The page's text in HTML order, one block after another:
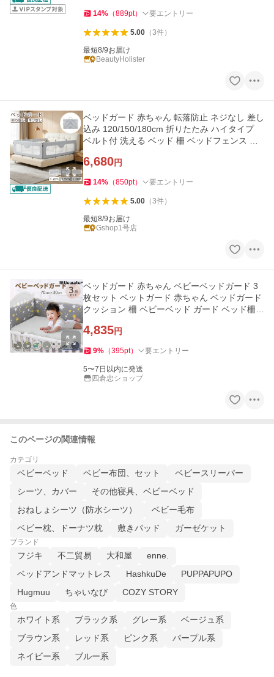
14% （889pt） 要エントリー
5.00（3件）
最短8/9お届け
BeautyHolister
ベッドガード 赤ちゃん 転落防止 ネジなし 差し
込み 120/150/180cm 折りたたみ ハイタイプ
ベルト付 洗える ベッド 柵 ベッドフェンス 添
6,680円
14% （850pt） 要エントリー
5.00（3件）
最短8/9お届け
Gshop1号店
ベッドガード 赤ちゃん ベビーベッドガード 3
枚セット ベットガード 赤ちゃん ベッドガード
クッション 柵 ベビーベッド ガード ベッド柵
4,835円
9% （395pt） 要エントリー
5〜7日以内に発送
四倉忠ショップ
このページの関連情報
カテゴリ
ベビーベッド ベビー布団、セット
ベビースリーパー
シーツ、カバー
その他寝具、ベビーベッド
おねしょシーツ（防水シーツ）
ベビー毛布
ベビー枕、ドーナツ枕
敷きパッド ガーゼケット
ブランド
フジキ 不二貿易 大和屋
enne.
ベッドアンドマットレス
HashkuDe
PUPPAPUPO
Hugmuu
ちゃいなび COZY STORY
色
ホワイト系 ブラック系 グレー系
ベージュ系
ブラウン系
レッド系 ピンク系
パープル系
ネイビー系
ブルー系